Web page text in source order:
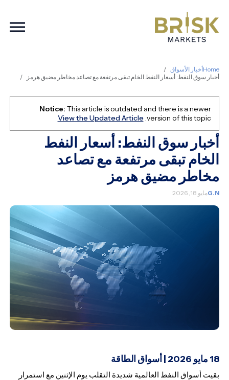
Homeأخبار الأسواق
أخبار سوق النفط: أسعار النفط الخام تبقى مرتفعة مع تصاعد مخاطر مضيق هرمز
Notice: This article is outdated and there is a newer
version of this topic.
View the Updated Article
أخبار سوق النفط: أسعار النفط
الخام تبقى مرتفعة مع تصاعد
مخاطر مضيق هرمز
G.Nمايو 18, 2026
18 مايو 2026 | أسواق الطاقة
بقيت أسواق النفط العالمية شديدة التقلب يوم الإثنين مع استمرار